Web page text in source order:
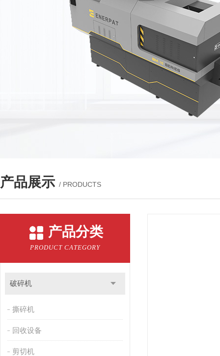
产品展示 / PRODUCTS
产品分类
PRODUCT CATEGORY
破碎机
撕碎机
回收设备
剪切机